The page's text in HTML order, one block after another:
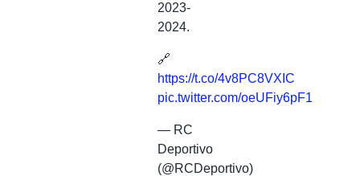
2023-
2024.
🔗
https://t.co/4v8PC8VXIC
pic.twitter.com/oeUFiy6pF1
— RC
Deportivo
(@RCDeportivo)